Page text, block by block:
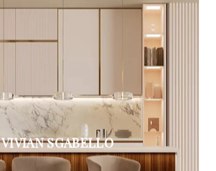
VIVIAN SGABELLO